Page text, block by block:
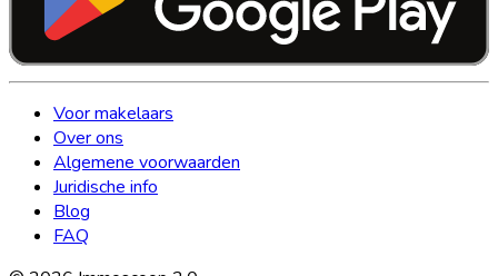
Voor makelaars
Over ons
Algemene voorwaarden
Juridische info
Blog
FAQ